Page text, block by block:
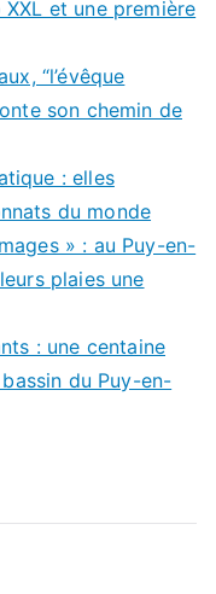
et une première
“l’évêque
son chemin de
: elles
du monde
» : au Puy-en-
plaies une
: une centaine
du Puy-en-